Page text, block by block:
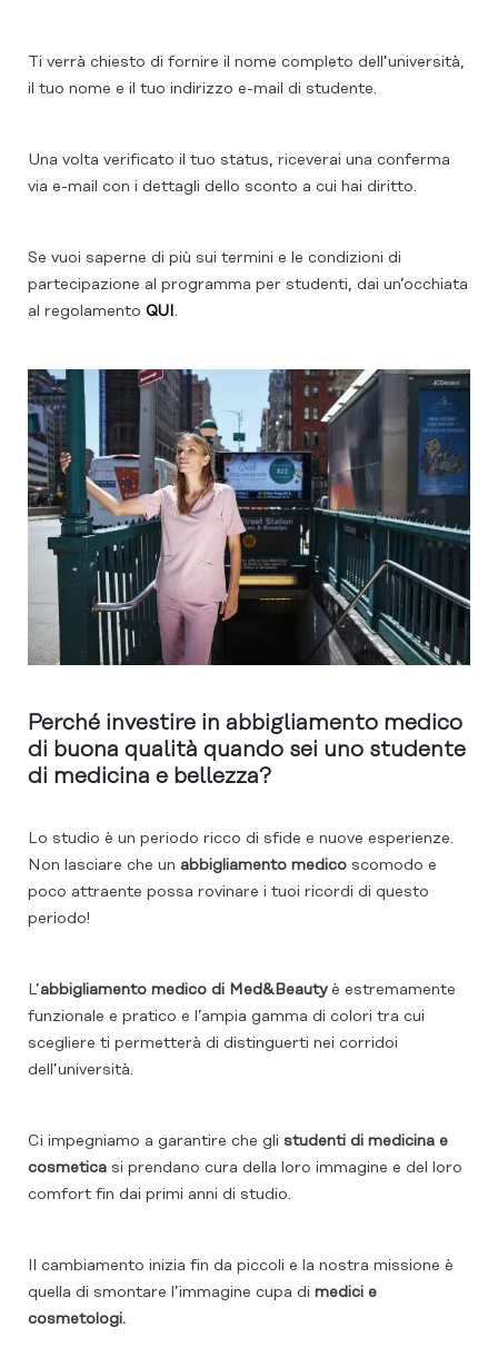
Ti verrà chiesto di fornire il nome completo dell’università,
il tuo nome e il tuo indirizzo e-mail di studente.
Una volta verificato il tuo status, riceverai una conferma
via e-mail con i dettagli dello sconto a cui hai diritto.
Se vuoi saperne di più sui termini e le condizioni di
partecipazione al programma per studenti, dai un’occhiata
al regolamento QUI.
Perché investire in abbigliamento medico
di buona qualità quando sei uno studente
di medicina e bellezza?
Lo studio è un periodo ricco di sfide e nuove esperienze.
Non lasciare che un abbigliamento medico scomodo e
poco attraente possa rovinare i tuoi ricordi di questo
periodo!
L’abbigliamento medico di Med&Beautyè estremamente
funzionale e pratico e l’ampia gamma di colori tra cui
scegliere ti permetterà di distinguerti nei corridoi
dell’università.
Ci impegniamo a garantire che gli studenti di medicina e
cosmetica si prendano cura della loro immagine e del loro
comfort fin dai primi anni di studio.
Il cambiamento inizia fin da piccoli e la nostra missione è
quella di smontare l’immagine cupa di medici e
cosmetologi.